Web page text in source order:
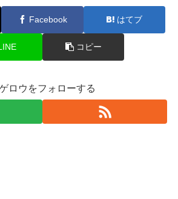
Facebook はてブ
コピー
ロウをフォローする